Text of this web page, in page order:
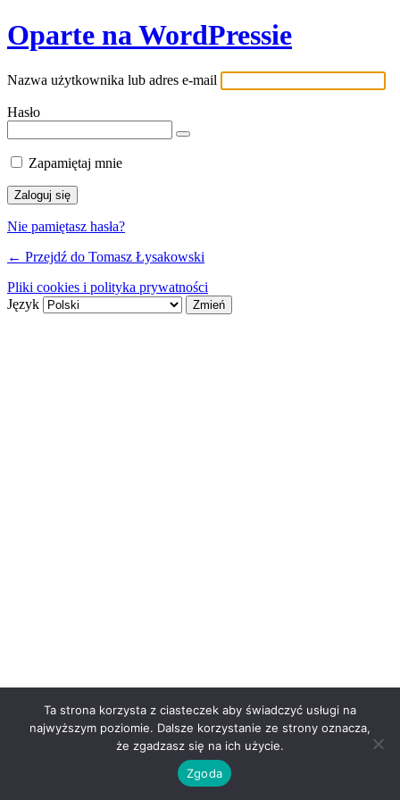
Oparte na WordPressie
Nazwa użytkownika lub adres e-mail
Hasło
Zapamiętaj mnie
Nie pamiętasz hasła?
← Przejdź do Tomasz Łysakowski
Pliki cookies i polityka prywatności
Język
Ta strona korzysta z ciasteczek aby świadczyć usługi na
najwyższym poziomie. Dalsze korzystanie ze strony oznacza,
że zgadzasz się na ich użycie.
Zgoda